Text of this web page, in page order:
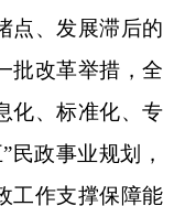
点、发展滞后的
批改革举措，全
化、标准化、专
民政事业规划，
工作支撑保障能